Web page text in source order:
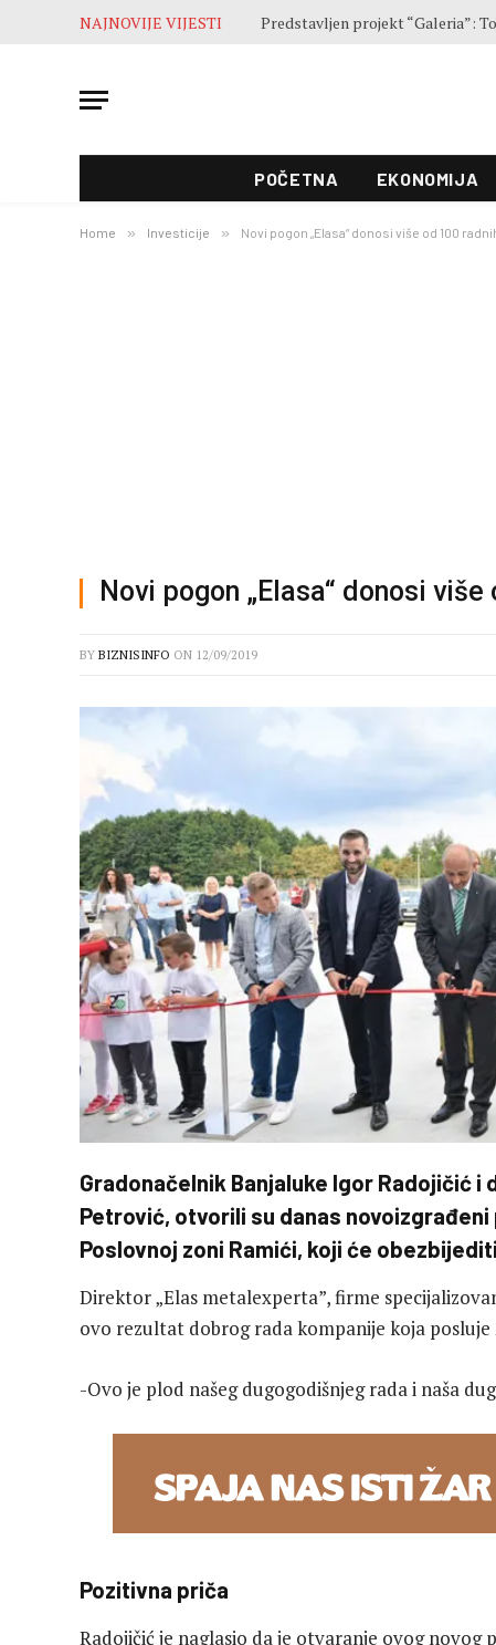
NAJNOVIJE VIJESTI Završne pripreme pred otvaranje
POČETNA EKONOMIJA
Home » Investicije » Novi pogon „Elasa“ donosi više od 100
Novi pogon „Elasa“ donosi
BY BIZNISINFO ON 12/09/2019
Gradonačelnik Banjaluke Igor Radojičić
Petrović, otvorili su danas
Poslovnoj zoni Ramići, koji će
Direktor „Elas metalexperta”, firme
ovo rezultat dobrog rada kompanije koja posluje
-Ovo je plod našeg dugogodišnjeg rada i naša
Pozitivna priča
Radojičić je naglasio da je otvaranje ovog